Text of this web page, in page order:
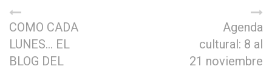
COMO CADA
LUNES… EL
BLOG DEL
Agenda
cultural: 8 al
21 noviembre